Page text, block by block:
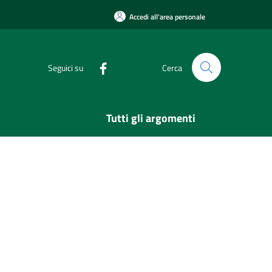
Accedi all'area personale
Seguici su Cerca
Tutti gli argomenti